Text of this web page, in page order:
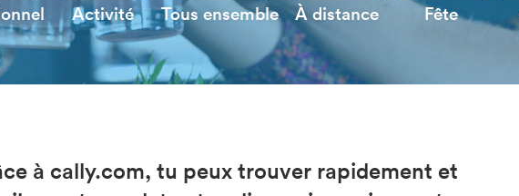
Activité Tous ensemble À distance Fête
à cally.com, tu peux trouver rapidement et